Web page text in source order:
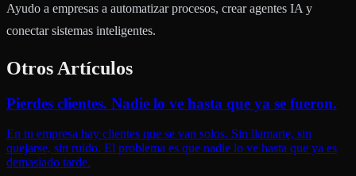
Ayudo a empresas a automatizar procesos, crear agentes IA y
conectar sistemas inteligentes.
Otros Artículos
Pierdes clientes. Nadie lo ve hasta que ya se fueron.
En tu empresa hay clientes que se van solos. Sin llamarte, sin
quejarse, sin ruido. El problema es que nadie lo ve hasta que ya es
demasiado tarde.